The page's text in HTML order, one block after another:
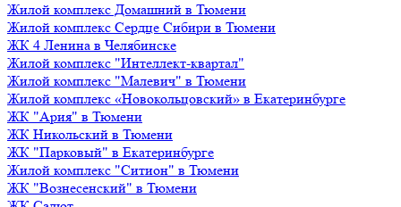
Жилой комплекс Домашний в Тюмени
Жилой комплекс Сердце Сибири в Тюмени
ЖК 4 Ленина в Челябинске
Жилой комплекс "Интеллект-квартал"
Жилой комплекс "Малевич" в Тюмени
Жилой комплекс «Новокольцовский» в Екатеринбурге
ЖК "Ария" в Тюмени
ЖК Никольский в Тюмени
ЖК "Парковый" в Екатеринбурге
Жилой комплекс "Ситион" в Тюмени
ЖК "Вознесенский" в Тюмени